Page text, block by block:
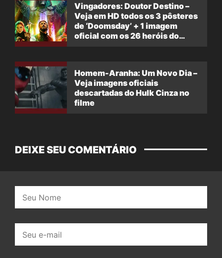
Vingadores: Doutor Destino –
Veja em HD todos os 3 pôsteres
de ‘Doomsday’ + 1 imagem
oficial com os 26 heróis do
Homem-Aranha: Um Novo Dia –
Veja imagens oficiais
descartadas do Hulk Cinza no
filme
DEIXE SEU COMENTÁRIO
mail: